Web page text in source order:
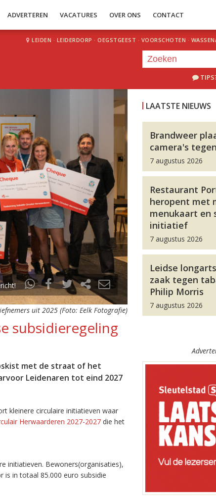
ADVERTEREN VACATURES OVER ONS CONTACT
LEIDEN · LEIDERDORP · OEGSTGEEST · VOORSCHOTEN ·
uit 2025 (Foto: Eelk Fotografie)
subsidieregeling
met de straat of het
Leidenaren tot eind 2027
kleinere circulaire initiatieven waar
Herwaarderen 2027-2027 die het
initiatieven. Bewoners(organisaties),
is in totaal 85.000 euro subsidie
LAATSTE NIEUWS
Brandweer
camera's
7 augustus 2026
Restaurant
heropent met
menukaart en
initiatief
7 augustus 2026
Leidse
zaak tegen
Philip Morris
7 augustus 2026